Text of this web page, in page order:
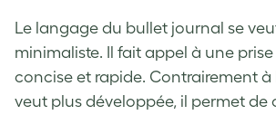
Le langage du bullet journal se
minimaliste. Il fait appel à une
concise et rapide. Contrairement à
veut plus développée, il permet de